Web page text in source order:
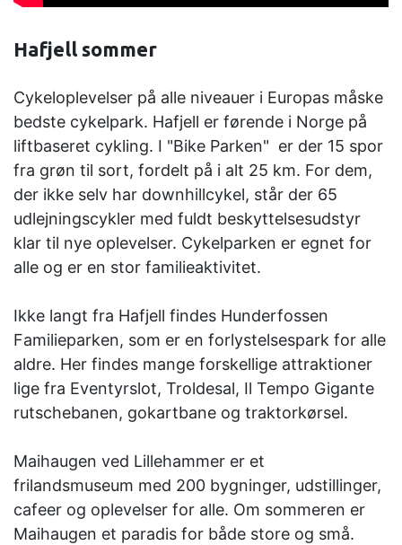
Hafjell sommer
Cykeloplevelser på alle niveauer i Europas måske
bedste cykelpark. Hafjell er førende i Norge på
liftbaseret cykling. I "Bike Parken" er der 15 spor
fra grøn til sort, fordelt på i alt 25 km. For dem,
der ikke selv har downhillcykel, står der 65
udlejningscykler med fuldt beskyttelsesudstyr
klar til nye oplevelser. Cykelparken er egnet for
alle og er en stor familieaktivitet.
Ikke langt fra Hafjell findes Hunderfossen
Familieparken, som er en forlystelsespark for alle
aldre. Her findes mange forskellige attraktioner
lige fra Eventyrslot, Troldesal, Il Tempo Gigante
rutschebanen, gokartbane og traktorkørsel.
Maihaugen ved Lillehammer er et
frilandsmuseum med 200 bygninger, udstillinger,
cafeer og oplevelser for alle. Om sommeren er
Maihaugen et paradis for både store og små.